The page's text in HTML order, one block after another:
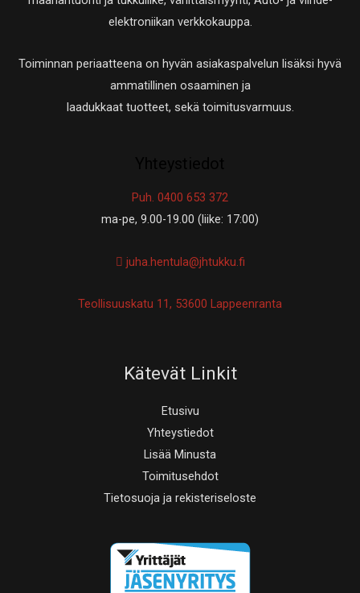
elektroniikan verkkokauppa.
Toiminnan periaatteena on hyvän asiakaspalvelun lisäksi hyvä
ammatillinen osaaminen ja
laadukkaat tuotteet, sekä toimitusvarmuus.
Puh. 0400 653 372
ma-pe, 9.00-19.00 (liike: 17:00)
juha.hentula@jhtukku.fi
Teollisuuskatu 11, 53600 Lappeenranta
Kätevät Linkit
Etusivu
Yhteystiedot
Lisää Minusta
Toimitusehdot
Tietosuoja ja rekisteriseloste